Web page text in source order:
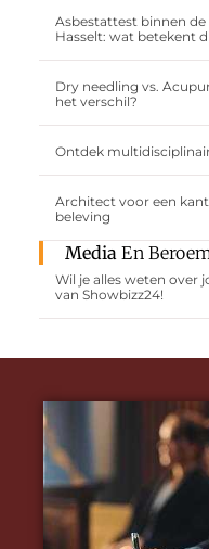
Asbestattest binnen
Hasselt: wat betekent
Dry needling vs.
het verschil?
Ontdek
Architect voor een
beleving
Media En
Wil je alles weten over
van Showbizz24!